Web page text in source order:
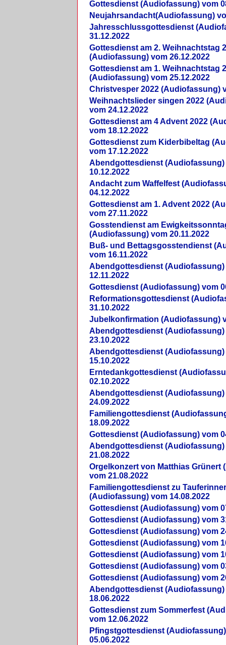
Gottesdienst (Audiofassung) vom
Neujahrsandacht(Audiofassung)
Jahresschlussgottesdienst
31.12.2022
Gottesdienst am 2. Weihnachtstag
(Audiofassung) vom 26.12.2022
Gottesdienst am 1. Weihnachtstag
(Audiofassung) vom 25.12.2022
Christvesper 2022 (Audiofassung)
Weihnachtslieder singen 2022
vom 24.12.2022
Gottesdienst am 4 Advent 2022
vom 18.12.2022
Gottesdienst zum Kiderbibeltag
vom 17.12.2022
Abendgottesdienst (Audiofassung)
10.12.2022
Andacht zum Waffelfest
04.12.2022
Gottesdienst am 1. Advent 2022
vom 27.11.2022
Gosstendienst am
(Audiofassung) vom 20.11.2022
Buß- und Bettagsgosstendienst
vom 16.11.2022
Abendgottesdienst (Audiofassung)
12.11.2022
Gottesdienst (Audiofassung) vom
Reformationsgottesdienst
31.10.2022
Jubelkonfirmation (Audiofassung)
Abendgottesdienst (Audiofassung)
23.10.2022
Abendgottesdienst (Audiofassung)
15.10.2022
Erntedankgottesdienst
02.10.2022
Abendgottesdienst (Audiofassung)
24.09.2022
Familiengottesdienst
18.09.2022
Gottesdienst (Audiofassung) vom
Abendgottesdienst (Audiofassung)
21.08.2022
Orgelkonzert von Matthias Grünert
vom 21.08.2022
Familiengottesdienst zu
(Audiofassung) vom 14.08.2022
Gottesdienst (Audiofassung) vom
Gottesdienst (Audiofassung) vom
Gottesdienst (Audiofassung) vom
Gottesdienst (Audiofassung) vom
Gottesdienst (Audiofassung) vom
Gottesdienst (Audiofassung) vom
Gottesdienst (Audiofassung) vom
Abendgottesdienst (Audiofassung)
18.06.2022
Gottesdienst zum Sommerfest
vom 12.06.2022
Pfingstgottesdienst
05.06.2022